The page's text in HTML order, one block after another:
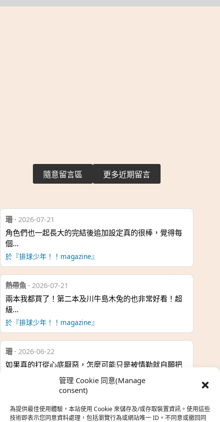
管理 Cookie 同意(Manage
consent)
為提供最佳使用體驗，本站使用 Cookie 來儲存及/或存取裝置資訊。使用這些
技術即表示您同意資料處理，包括瀏覽行為或網站唯一 ID。不同意或撤回同
隨意留言區 更多近期留言
珊· 2026-07-21
角色們也一起長大的完結後追加設定真的很棒，覺得每
個…
於『排球少年！！magazine』
熱帶魚 · 2026-07-21
兩本我都買了！第二本及川牛島木兔的也非常好看！超
級…
於『排球少年！！magazine』
珊· 2026-06-22
如果真的打從心底厭惡，怎麼可能只是被情勒就自願把
熱帶魚·2026-06-22